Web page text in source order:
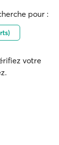
pour :
votre